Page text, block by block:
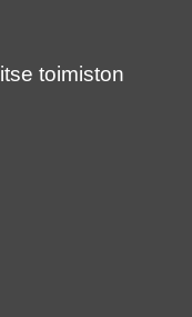
toimiston